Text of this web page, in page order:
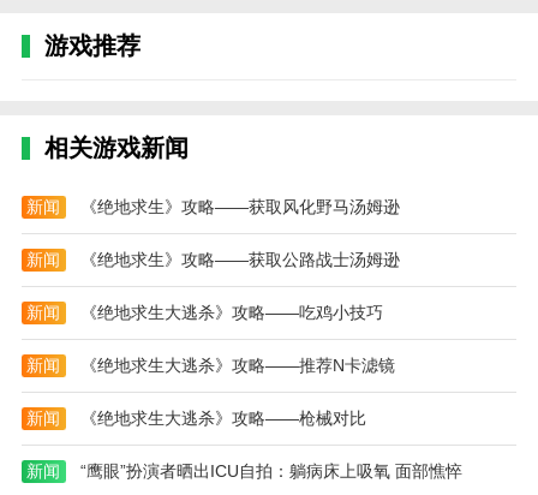
件，让用户获得更多的资源。
环保安全可靠。可以更放心的下载使用。
2.按类别对应用程序和游戏进行分类。点击一个类别，
查找同一类别的游戏，并探索其他类似的游戏或软件。
3.这个应用程序中有一个强大的搜索服务。在线搜索，
找到您需要的应用程序。需要的时候可以直接搜索找
到。
游戏推荐
相关游戏新闻
新闻 《绝地求生》攻略——获取风化野马汤姆逊
新闻 《绝地求生》攻略——获取公路战士汤姆逊
新闻 《绝地求生大逃杀》攻略——吃鸡小技巧
新闻 《绝地求生大逃杀》攻略——推荐N卡滤镜
新闻 《绝地求生大逃杀》攻略——枪械对比
新闻 “鹰眼”扮演者晒出ICU自拍：躺病床上吸氧 面部憔悴